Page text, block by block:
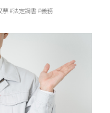
票 法定調書 義務